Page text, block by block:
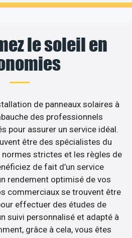
le soleil en
de panneaux solaires à
des professionnels
pour assurer un service idéal.
être des spécialistes du
strictes et les règles de
de fait d’un service
rendement optimisé de vos
commerciaux se trouvent être
effectuer des études de
suivi personnalisé et adapté à
grâce à cela, vous êtes